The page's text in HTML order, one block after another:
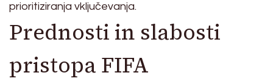
prioritiziranja vključevanja.
Prednosti in slabosti
pristopa FIFA